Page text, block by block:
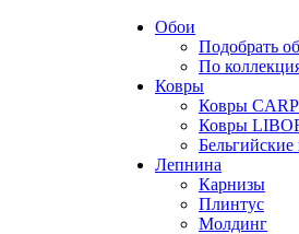
Обои
Подобрать
По
Ковры
Ковры
Ковры
Лепнина
Карнизы
Плинтус
Молдинг